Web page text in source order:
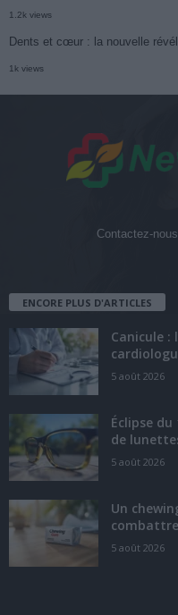
1.2k views
Dents et cœur : la nouvelle
1k views
Contactez-
ENCORE PLUS D'ARTICLES
Canicule :
5 août 2026
Éclipse
de
5 août 2026
Un
5 août 2026